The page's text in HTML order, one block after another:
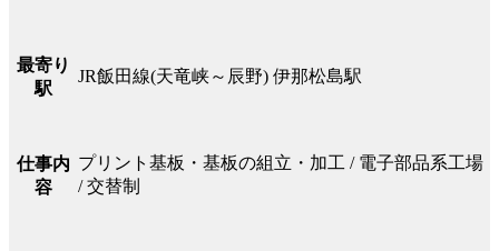
最寄り
駅
JR飯田線(天竜峡～辰野) 伊那松島駅
仕事内
容
プリント基板・基板の組立・加工 / 電子部品系工場
/ 交替制